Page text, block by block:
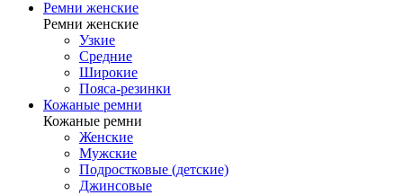
Ремни женские
Ремни женские
Узкие
Средние
Широкие
Пояса-резинки
Кожаные ремни
Кожаные ремни
Женские
Мужские
Подростковые (детские)
Джинсовые